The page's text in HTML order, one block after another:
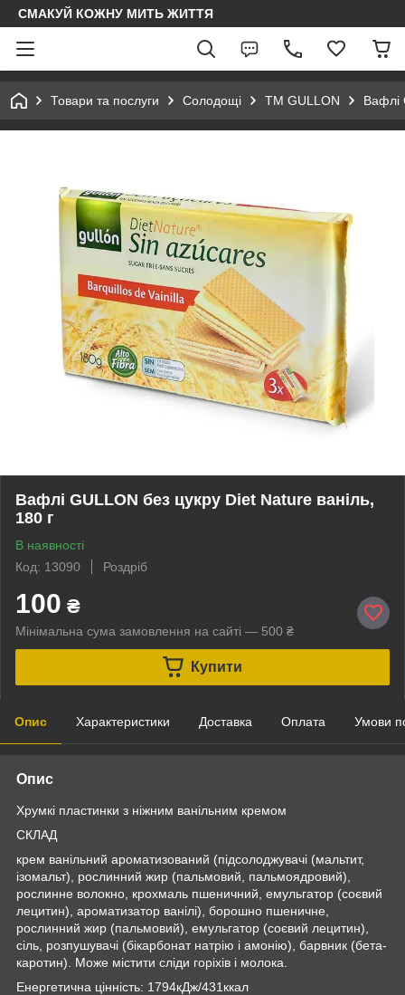
СМАКУЙ КОЖНУ МИТЬ ЖИТТЯ
Товари та послуги Солодощі ТМ GULLON Вафлі
Вафлі GULLON без цукру Diet Nature ваніль,
180 г
В наявності
Код: 13090
Роздріб
100 ₴
Мінімальна сума замовлення на сайті — 500 ₴
Купити
Опис Характеристики Доставка Оплата Умови
Опис
Хрумкі пластинки з ніжним ванільним кремом
СКЛАД
крем ванільний ароматизований (підсолоджувачі (мальтит,
ізомальт), рослинний жир (пальмовий, пальмоядровий),
рослинне волокно, крохмаль пшеничний, емульгатор (соєвий
лецитин), ароматизатор ванілі), борошно пшеничне,
рослинний жир (пальмовий), емульгатор (соєвий лецитин),
сіль, розпушувачі (бікарбонат натрію і амонію), барвник (бета-
каротин). Може містити сліди горіхів і молока.
Енергетична цінність: 1794кДж/431ккал